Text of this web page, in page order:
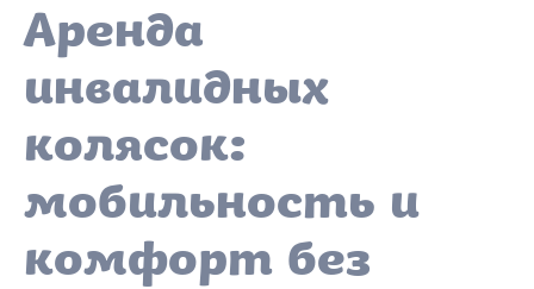
Аренда
инвалидных
колясок:
мобильность и
комфорт без